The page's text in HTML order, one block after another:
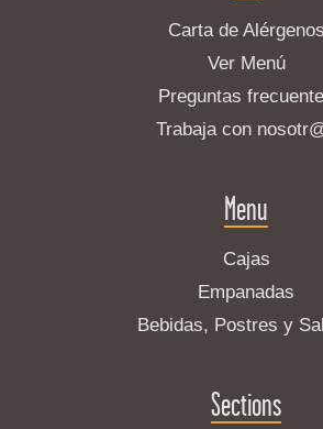
Carta de Alérgenos
Ver Menú
Preguntas
Trabaja con
Menu
Cajas
Empanadas
Bebidas, Postres y
Sections